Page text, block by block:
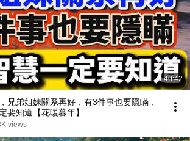
40:42
兄弟姐妹關系再好，有3件事也要隱瞞，
要知道【花暖暮年】
views